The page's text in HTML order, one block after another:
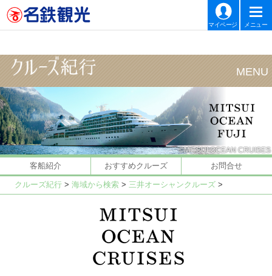
マイページ メニュー
©MITSUI OCEAN CRUISES
客船紹介 おすすめクルーズ お問合せ
クルーズ紀行> 海域から検索> 三井オーシャンクルーズ>